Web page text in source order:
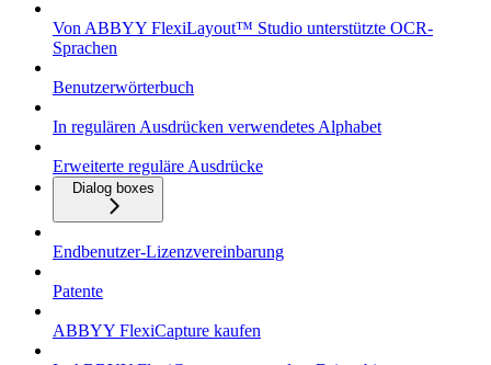
Von ABBYY FlexiLayout™ Studio unterstützte OCR-
Sprachen
Benutzerwörterbuch
In regulären Ausdrücken verwendetes Alphabet
Erweiterte reguläre Ausdrücke
Dialog boxes
Endbenutzer-Lizenzvereinbarung
Patente
ABBYY FlexiCapture kaufen